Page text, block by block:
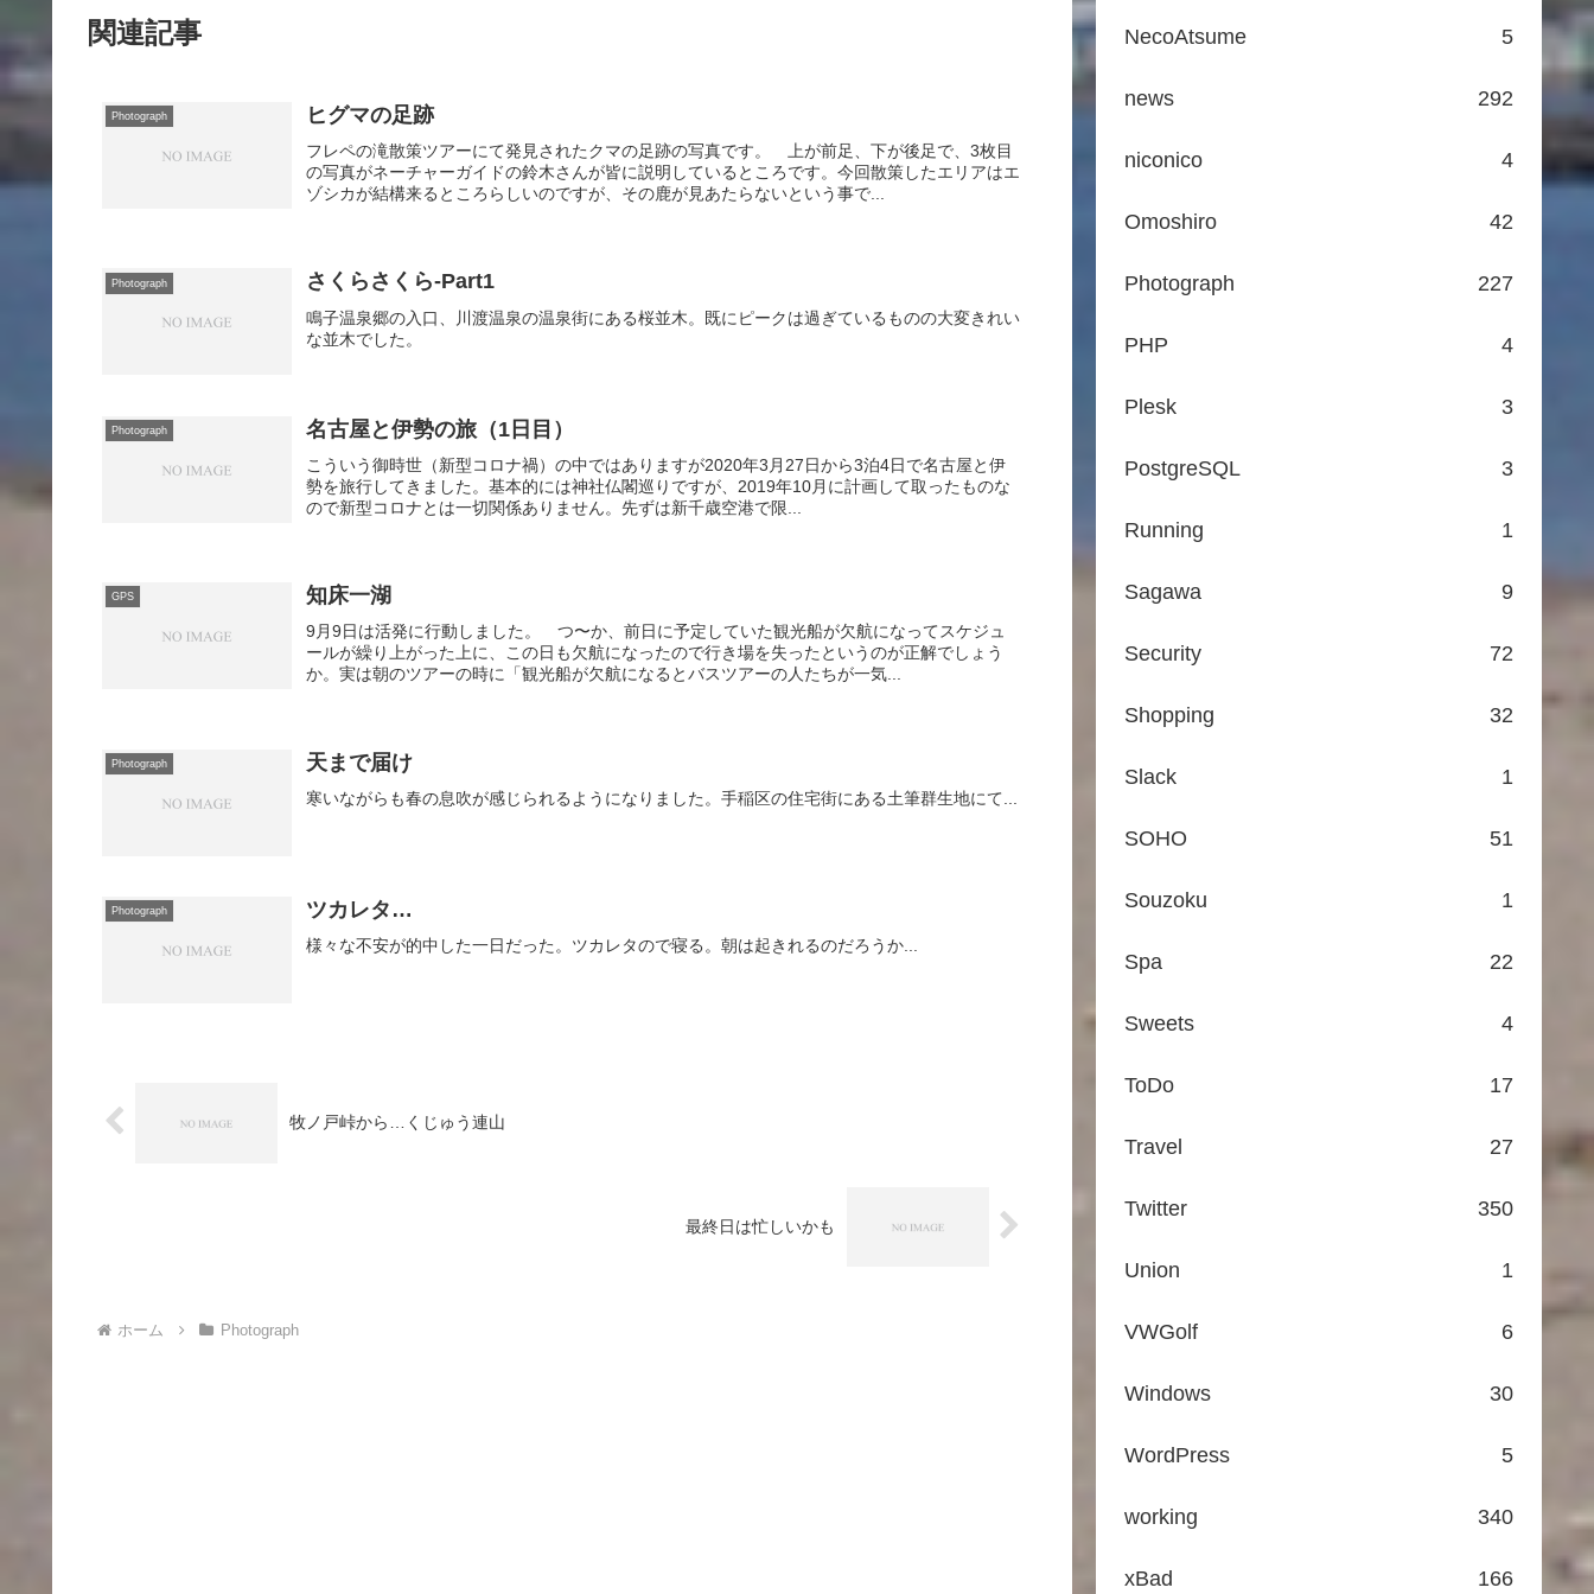
関連記事
Photograph ヒグマの足跡
フレペの滝散策ツアーにて発見されたクマの足跡の写真です。 上が前足、下が後足で、3枚目
の写真がネーチャーガイドの鈴木さんが皆に説明しているところです。今回散策したエリアはエ
ゾシカが結構来るところらしいのですが、その鹿が見あたらないという事で...
Photograph さくらさくら-Part1
鳴子温泉郷の入口、川渡温泉の温泉街にある桜並木。既にピークは過ぎているものの大変きれい
な並木でした。
Photograph 名古屋と伊勢の旅（1日目）
こういう御時世（新型コロナ禍）の中ではありますが2020年3月27日から3泊4日で名古屋と伊
勢を旅行してきました。基本的には神社仏閣巡りですが、2019年10月に計画して取ったものな
ので新型コロナとは一切関係ありません。先ずは新千歳空港で限...
GPS 知床一湖
9月9日は活発に行動しました。 つ〜か、前日に予定していた観光船が欠航になってスケジュ
ールが繰り上がった上に、この日も欠航になったので行き場を失ったというのが正解でしょう
か。実は朝のツアーの時に「観光船が欠航になるとバスツアーの人たちが一気...
Photograph 天まで届け
寒いながらも春の息吹が感じられるようになりました。手稲区の住宅街にある土筆群生地にて...
Photograph ツカレタ…
様々な不安が的中した一日だった。ツカレタので寝る。朝は起きれるのだろうか...
牧ノ戸峠から…くじゅう連山
最終日は忙しいかも
ホーム Photograph
NecoAtsume 5
news 292
niconico 4
Omoshiro 42
Photograph 227
PHP 4
Plesk 3
PostgreSQL 3
Running 1
Sagawa 9
Security 72
Shopping 32
Slack 1
SOHO 51
Souzoku 1
Spa 22
Sweets 4
ToDo 17
Travel 27
Twitter 350
Union 1
VWGolf 6
Windows 30
WordPress 5
working 340
xBad 166